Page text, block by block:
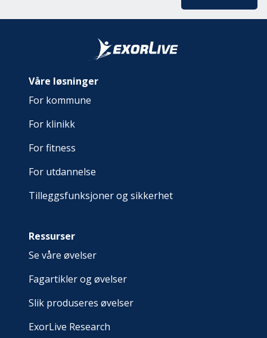
Våre løsninger
For kommune
For klinikk
For fitness
For utdannelse
Tilleggsfunksjoner og sikkerhet
Ressurser
Se våre øvelser
Fagartikler og øvelser
Slik produseres øvelser
ExorLive Research